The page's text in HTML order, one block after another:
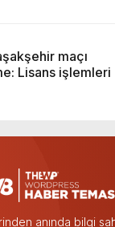
maçı
Lisans işlemleri
anında bilgi